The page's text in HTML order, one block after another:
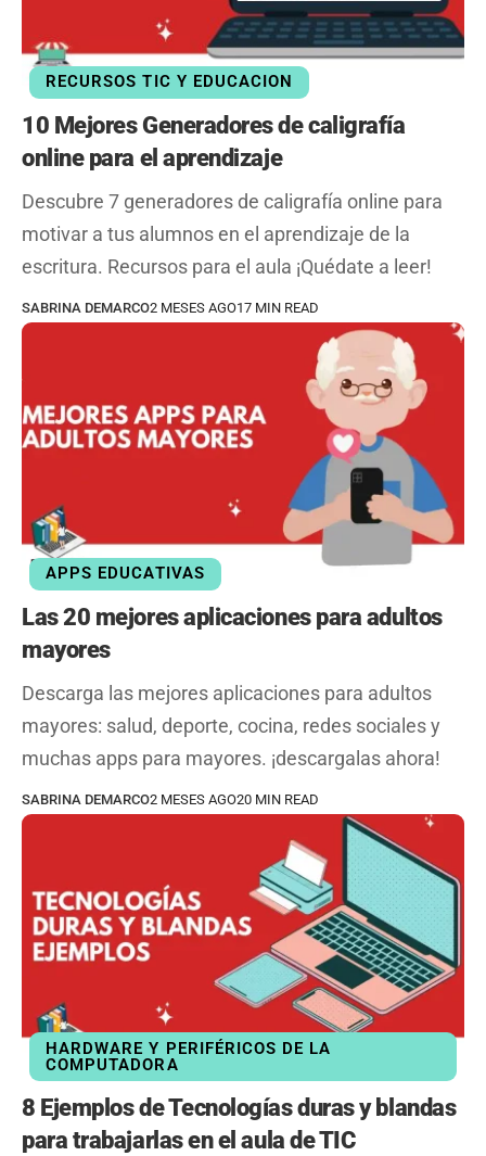
RECURSOS TIC Y EDUCACION
10 Mejores Generadores de caligrafía
online para el aprendizaje
Descubre 7 generadores de caligrafía online para
motivar a tus alumnos en el aprendizaje de la
escritura. Recursos para el aula ¡Quédate a leer!
SABRINA DEMARCO2 MESES AGO17 MIN READ
APPS EDUCATIVAS
Las 20 mejores aplicaciones para adultos
mayores
Descarga las mejores aplicaciones para adultos
mayores: salud, deporte, cocina, redes sociales y
muchas apps para mayores. ¡descargalas ahora!
SABRINA DEMARCO2 MESES AGO20 MIN READ
HARDWARE Y PERIFÉRICOS DE LA
COMPUTADORA
8 Ejemplos de Tecnologías duras y blandas
para trabajarlas en el aula de TIC